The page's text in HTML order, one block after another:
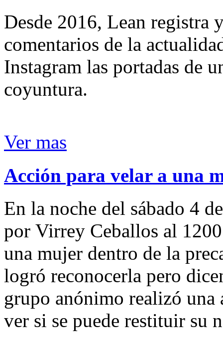
Desde 2016, Lean registra
comentarios de la
Instagram las portadas de
coyuntura.
Ver mas
Acción para velar a una
En la noche del sábado 4
por Virrey Ceballos al
una mujer dentro de la
logró reconocerla pero
grupo anónimo realizó
ver si se puede restituir su